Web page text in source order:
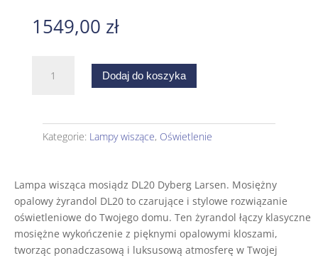
1549,00 zł
Lampa
Dyberg
Dodaj do koszyka
Kategorie: Lampy wiszące, Oświetlenie
Lampa wisząca mosiądz DL20 Dyberg Larsen. Mosiężny
opalowy żyrandol DL20 to czarujące i stylowe rozwiązanie
oświetleniowe do Twojego domu. Ten żyrandol łączy klasyczne
mosiężne wykończenie z pięknymi opalowymi kloszami,
tworząc ponadczasową i luksusową atmosferę w Twojej